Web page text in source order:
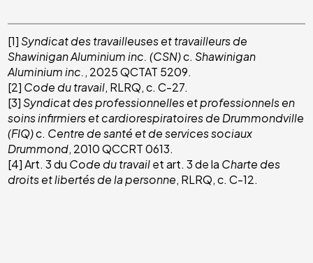
[1] Syndicat des travailleuses et travailleurs de
Shawinigan Aluminium inc. (CSN)c. Shawinigan
Aluminium inc., 2025 QCTAT 5209.
[2] Code du travail, RLRQ, c. C-27.
[3] Syndicat des professionnelles et professionnels en
soins infirmiers et cardiorespiratoires de Drummondville
(FIQ)c. Centre de santé et de services sociaux
Drummond, 2010 QCCRT 0613.
[4] Art. 3 du Code du travailet art. 3 de la Charte des
droits et libertés de la personne, RLRQ, c. C-12.